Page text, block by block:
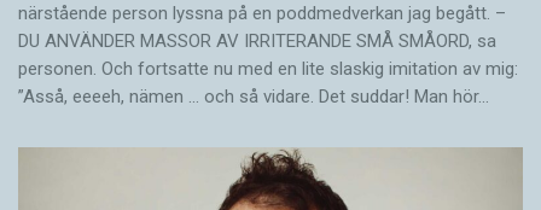
närstående person lyssna på en poddmedverkan jag begått. –
DU ANVÄNDER MASSOR AV IRRITERANDE SMÅ SMÅORD, sa
personen. Och fortsatte nu med en lite slaskig imitation av mig:
”Asså, eeeeh, nämen … och så vidare. Det suddar! Man hör…